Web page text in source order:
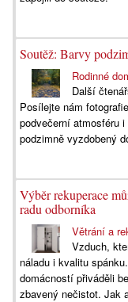
Soutěž: Barvy
Rodinné
Další
Posílejte nám
podvečerní atmosféru
podzimně vyzdobený
Výběr rekuperace
radu odborníka
Větrání a
Vzduch,
náladu i kvalitu
domácností přiváděli
zbavený nečistot. Jak